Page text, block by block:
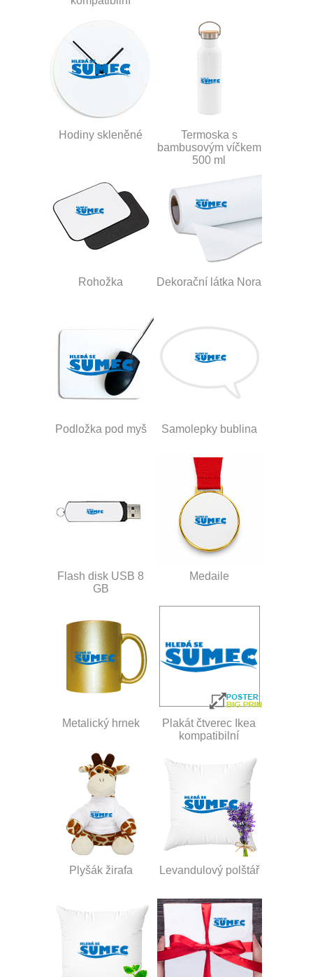
Hodiny skleněné
Termoska s
bambusovým víčkem
500 ml
Rohožka Dekorační látka Nora
Podložka pod myš Samolepky bublina
Flash disk USB 8
GB
Medaile
Metalický hrnek
Plakát čtverec Ikea
kompatibilní
Plyšák žirafa Levandulový polštář